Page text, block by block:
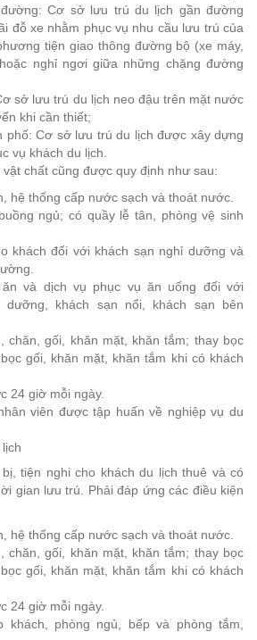
Cơ sở lưu trú du lịch gần đường
đỗ xe nhằm phục vụ nhu cầu lưu trú của
tiện giao thông đường bộ (xe máy,
nghỉ ngơi giữa những chặng đường
sở lưu trú du lịch neo đậu trên mặt nước
khi cần thiết;
phố: Cơ sở lưu trú du lịch được xây dựng
vụ khách du lịch.
chất cũng được quy định như sau:
hệ thống cấp nước sạch và thoát nước.
ngủ; có quầy lễ tân, phòng vệ sinh
khách đối với khách sạn nghỉ dưỡng và
và dịch vụ phục vụ ăn uống đối với
dưỡng, khách sạn nổi, khách sạn bên
chăn, gối, khăn mặt, khăn tắm; thay bọc
gối, khăn mặt, khăn tắm khi có khách
24 giờ mỗi ngày.
viên được tập huấn về nghiệp vụ du
tiện nghi cho khách du lịch thuê và có
gian lưu trú. Phải đáp ứng các điều kiện
hệ thống cấp nước sạch và thoát nước.
chăn, gối, khăn mặt, khăn tắm; thay bọc
gối, khăn mặt, khăn tắm khi có khách
24 giờ mỗi ngày.
khách, phòng ngủ, bếp và phòng tắm,